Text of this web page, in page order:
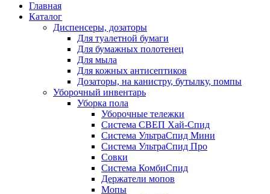
Главная
Каталог
Диспенсеры, дозаторы
Для туалетной бумаги
Для бумажных полотенец
Для мыла
Для кожных антисептиков
Дозаторы, на канистру, бутылку, помпы
Уборочный инвентарь
Уборка пола
Уборочные тележки
Система СВЕП Хай-Спид
Система УльтраСпид Мини
Система УльтраСпид Про
Совки
Система КомбиСпид
Держатели мопов
Мопы